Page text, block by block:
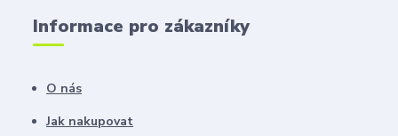
Informace pro zákazníky
O nás
Jak nakupovat